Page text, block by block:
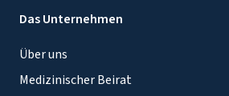
Das Unternehmen
Über uns
Medizinischer Beirat